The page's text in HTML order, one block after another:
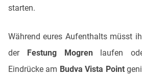
starten.
Während eures Aufenthalts müsst
der Festung Mogrenlaufen
Eindrücke am Budva Vista Point